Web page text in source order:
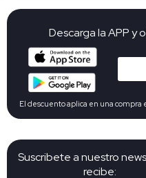
Suscribete a nuestro
recibe:
Descarga la APP y
El descuento aplica en una compra